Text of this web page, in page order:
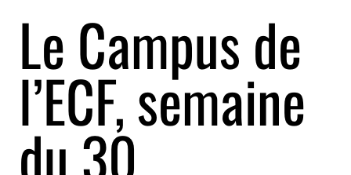
Le Campus de
l’ECF, semaine
du 30